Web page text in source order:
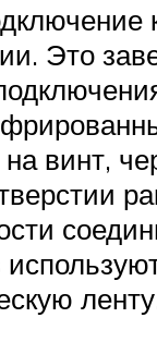
Это
винт,